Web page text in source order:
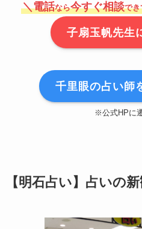
＼電話なら今すぐ相談でき
子扇玉帆先生
千里眼の占い師
※公式HPに
【明石占い】占いの新